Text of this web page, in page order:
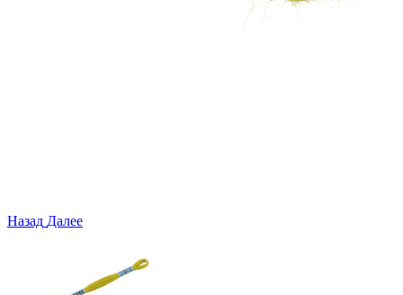
Назад Далее